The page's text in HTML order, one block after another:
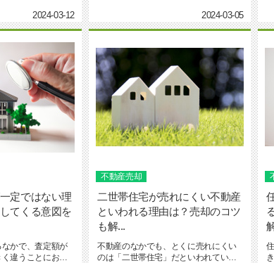
2024-03-12 2024-03-05
定ではない理
てくる意図を
かで、査定額が
違うことにおど
不動産売却
二世帯住宅が売れにくい不動産
といわれる理由は？売却のコツ
も解...
不動産のなかでも、とくに売れにくい
のは「二世帯住宅」だといわれていま